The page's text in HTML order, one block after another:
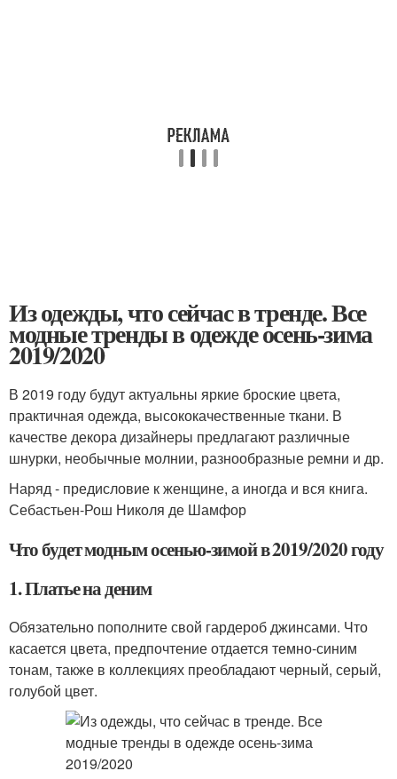
Из одежды, что сейчас в тренде. Все
модные тренды в одежде осень-зима
2019/2020
В 2019 году будут актуальны яркие броские цвета,
практичная одежда, высококачественные ткани. В
качестве декора дизайнеры предлагают различные
шнурки, необычные молнии, разнообразные ремни и др.
Наряд - предисловие к женщине, а иногда и вся книга.
Себастьен-Рош Николя де Шамфор
Что будет модным осенью-зимой в 2019/2020 году
1. Платье на деним
Обязательно пополните свой гардероб джинсами. Что
касается цвета, предпочтение отдается темно-синим
тонам, также в коллекциях преобладают черный, серый,
голубой цвет.